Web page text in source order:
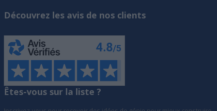
Découvrez les avis de nos clients
Êtes-vous sur la liste ?